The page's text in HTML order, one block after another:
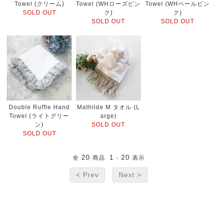
Towel (クリーム)
SOLD OUT
Towel (WHローズピン
ク)
SOLD OUT
Towel (WHペールピン
ク)
SOLD OUT
Double Ruffle Hand
Towel (ライトグリー
ン)
SOLD OUT
Mathilde M タオル (L
arge)
SOLD OUT
全 20 商品 1 - 20 表示
< Prev Next >